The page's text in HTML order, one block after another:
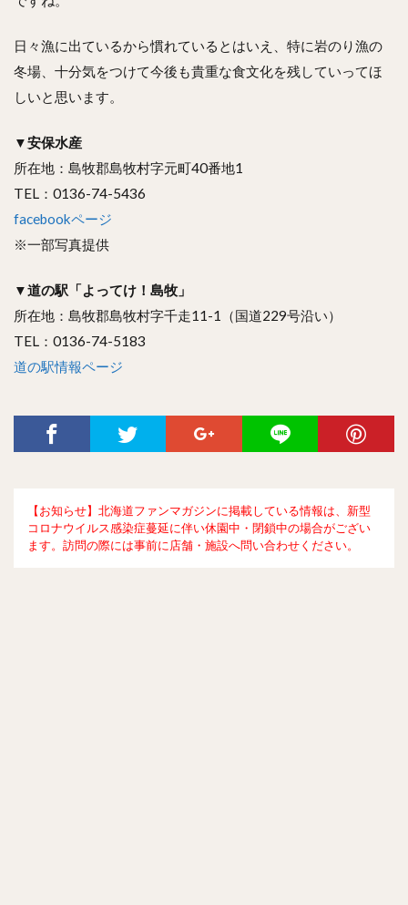
日々漁に出ているから慣れているとはいえ、特に岩のり漁の
冬場、十分気をつけて今後も貴重な食文化を残していってほ
しいと思います。
▼安保水産
所在地：島牧郡島牧村字元町40番地1
TEL：0136-74-5436
facebookページ
※一部写真提供
▼道の駅「よってけ！島牧」
所在地：島牧郡島牧村字千走11-1（国道229号沿い）
TEL：0136-74-5183
道の駅情報ページ
【お知らせ】北海道ファンマガジンに掲載している情報は、新型
コロナウイルス感染症蔓延に伴い休園中・閉鎖中の場合がござい
ます。訪問の際には事前に店舗・施設へ問い合わせください。